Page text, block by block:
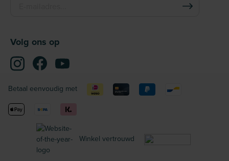
Volg ons op
Betaal eenvoudig met
Winkel vertrouwd